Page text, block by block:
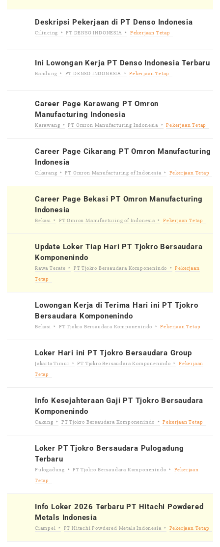
Deskripsi Pekerjaan di PT Denso Indonesia
Cilincing PT DENSO INDONESIA Pekerjaan Tetap
Ini Lowongan Kerja PT Denso Indonesia Terbaru
Bandung PT DENSO INDONESIA Pekerjaan Tetap
Career Page Karawang PT Omron
Manufacturing Indonesia
Karawang PT Omron Manufacturing Indonesia Pekerjaan Tetap
Career Page Cikarang PT Omron Manufacturing
Indonesia
Cikarang PT Omron Manufacturing of Indonesia Pekerjaan Tetap
Career Page Bekasi PT Omron Manufacturing
Indonesia
Bekasi PT Omron Manufacturing of Indonesia Pekerjaan Tetap
Update Loker Tiap Hari PT Tjokro Bersaudara
Komponenindo
Rawa Terate PT Tjokro Bersaudara Komponenindo
Pekerjaan
Tetap
Lowongan Kerja di Terima Hari ini PT Tjokro
Bersaudara Komponenindo
Bekasi PT Tjokro Bersaudara Komponenindo Pekerjaan Tetap
Loker Hari ini PT Tjokro Bersaudara Group
Jakarta Timur PT Tjokro Bersaudara Komponenindo
Pekerjaan
Tetap
Info Kesejahteraan Gaji PT Tjokro Bersaudara
Komponenindo
Cakung PT Tjokro Bersaudara Komponenindo Pekerjaan Tetap
Loker PT Tjokro Bersaudara Pulogadung
Terbaru
Pulogadung PT Tjokro Bersaudara Komponenindo
Pekerjaan
Tetap
Info Loker 2026 Terbaru PT Hitachi Powdered
Metals Indonesia
Ciampel PT Hitachi Powdered Metals Indonesia Pekerjaan Tetap